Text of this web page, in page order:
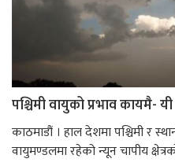
पश्चिमी वायुको प्रभाव कायमै-
काठमाडौं । हाल देशमा पश्चिमी र
वायुमण्डलमा रहेको न्यून चापीय